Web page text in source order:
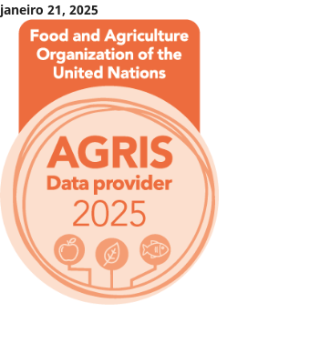
janeiro 21, 2025